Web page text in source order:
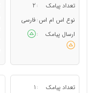
تعداد پیامک :
2
نوع اس ام اس : فارسی
ارسال پیامک
:
تعداد پیامک :
1